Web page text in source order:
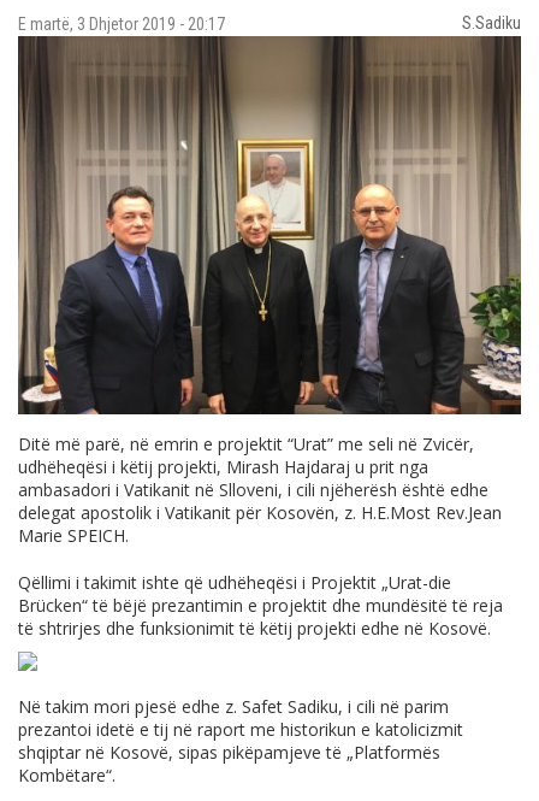
E martë, 3 Dhjetor 2019 - 20:17 S.Sadiku
Ditë më parë, në emrin e projektit “Urat” me seli në Zvicër,
udhëheqësi i këtij projekti, Mirash Hajdaraj u prit nga
ambasadori i Vatikanit në Slloveni, i cili njëherësh është edhe
delegat apostolik i Vatikanit për Kosovën, z. H.E.Most Rev.Jean
Marie SPEICH.
Qëllimi i takimit ishte që udhëheqësi i Projektit „Urat-die
Brücken“ të bëjë prezantimin e projektit dhe mundësitë të reja
të shtrirjes dhe funksionimit të këtij projekti edhe në Kosovë.
Në takim mori pjesë edhe z. Safet Sadiku, i cili në parim
prezantoi idetë e tij në raport me historikun e katolicizmit
shqiptar në Kosovë, sipas pikëpamjeve të „Platformës
Kombëtare“.